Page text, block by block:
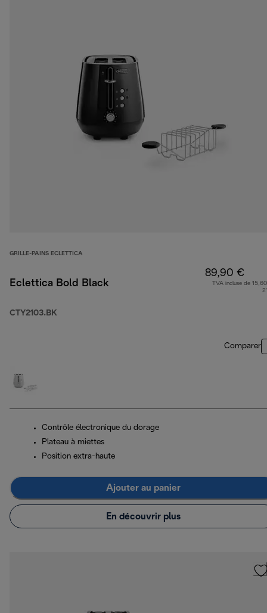
GRILLE-PAINS ECLETTICA
Eclettica Bold Black
CTY2103.BK
89,90 €
TVA incluse de
Comparer
Contrôle électronique du dorage
Plateau à miettes
Position extra-haute
Ajouter au panier
En découvrir plus